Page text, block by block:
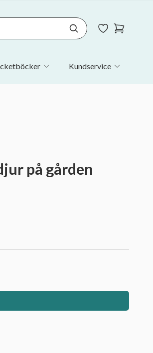
Kundservice
på gården